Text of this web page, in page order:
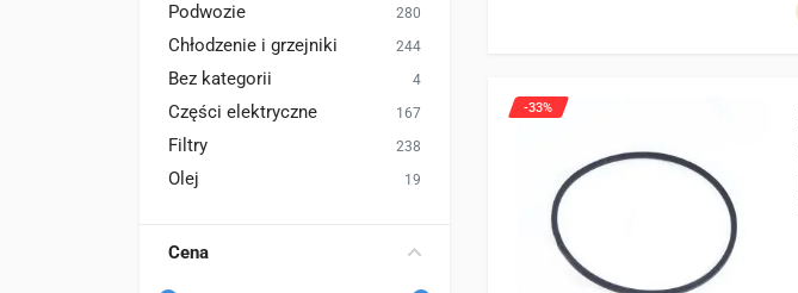
Podwozie 280
Chłodzenie i grzejniki 244
Bez kategorii 4
Części elektryczne 167
Filtry 238
Olej 19
Cena
-33%